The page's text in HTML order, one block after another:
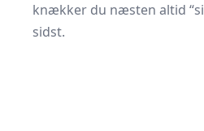
knækker du næsten altid
sidst.